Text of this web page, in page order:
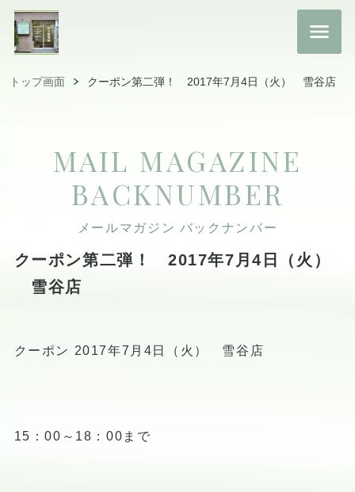
トップ画面 クーポン第二弾！ 2017年7月4日（火） 雪谷店
MAIL MAGAZINE
BACKNUMBER
メールマガジン バックナンバー
クーポン第二弾！ 2017年7月4日（火）
雪谷店
クーポン 2017年7月4日（火） 雪谷店
15：00～18：00まで